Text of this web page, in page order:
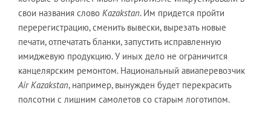
свои названия слово Kazakstan. Им придется пройти
перерегистрацию, сменить вывески, вырезать новые
печати, отпечатать бланки, запустить исправленную
имиджевую продукцию. У иных дело не ограничится
канцелярским ремонтом. Национальный авиаперевозчик
Air Kazakstan, например, вынужден будет перекрасить
полсотни с лишним самолетов со старым логотипом.